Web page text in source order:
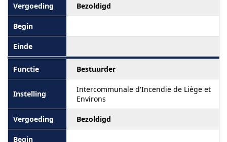
Bezoldigd
Bestuurder
Intercommunale d'Incendie de Liège et
Environs
Bezoldigd